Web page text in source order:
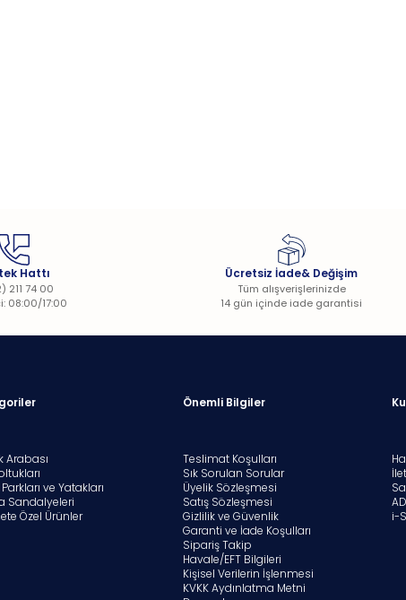
Hattı
211 74 00
08:00/17:00
Ücretsiz İade& Değişim
Tüm alışverişlerinizde
14 gün içinde iade garantisi
Arabası
ve Yatakları
Sandalyeleri
Özel Ürünler
Önemli Bilgiler
Teslimat Koşulları
Sık Sorulan Sorular
Üyelik Sözleşmesi
Satış Sözleşmesi
Gizlilik ve Güvenlik
Garanti ve İade Koşulları
Sipariş Takip
Havale/EFT Bilgileri
Kişisel Verilerin İşlenmesi
KVKK Aydınlatma Metni
i-